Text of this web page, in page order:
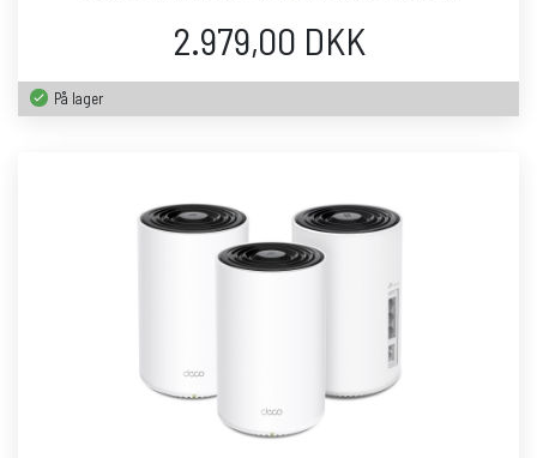
2.979,00 DKK
På lager